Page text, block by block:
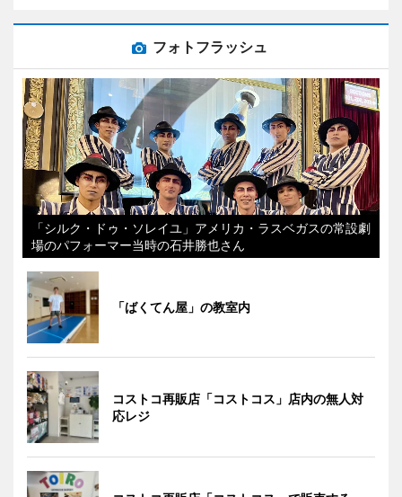
フォトフラッシュ
「シルク・ドゥ・ソレイユ」アメリカ・ラスベガスの常設劇
場のパフォーマー当時の石井勝也さん
「ばくてん屋」の教室内
コストコ再販店「コストコス」店内の無人対
応レジ